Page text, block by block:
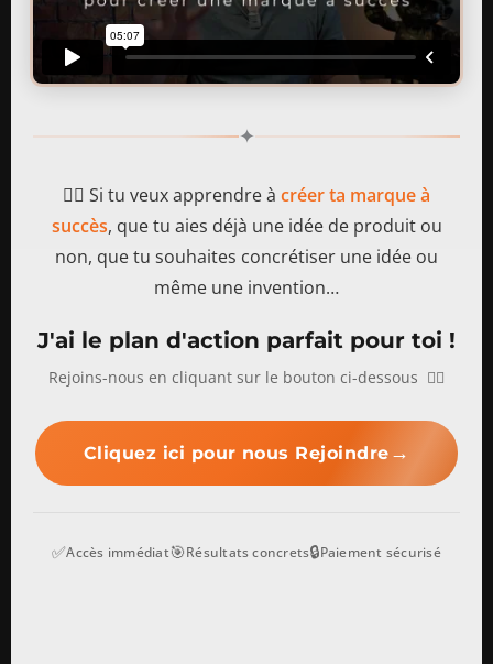
✦
👉🏻 Si tu veux apprendre à créer ta marque à
succès, que tu aies déjà une idée de produit ou
non, que tu souhaites concrétiser une idée ou
même une invention…
J'ai le plan d'action parfait pour toi !
Rejoins-nous en cliquant sur le bouton ci-dessous 👇🏻
Cliquez ici pour nous Rejoindre →
✅Accès immédiat🎯Résultats concrets🔒Paiement sécurisé